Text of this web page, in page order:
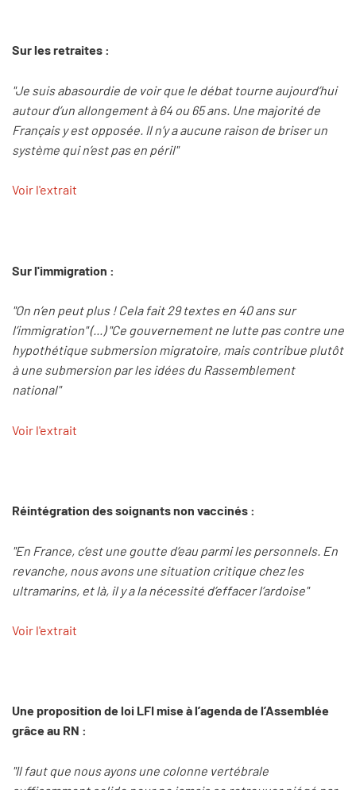
Sur les retraites :
"Je suis abasourdie de voir que le débat tourne aujourd’hui
autour d’un allongement à 64 ou 65 ans. Une majorité de
Français y est opposée. Il n’y a aucune raison de briser un
système qui n’est pas en péril"
Voir l'extrait
Sur l'immigration :
"On n’en peut plus ! Cela fait 29 textes en 40 ans sur
l’immigration" (...) "Ce gouvernement ne lutte pas contre une
hypothétique submersion migratoire, mais contribue plutôt
à une submersion par les idées du Rassemblement
national"
Voir l'extrait
Réintégration des soignants non vaccinés :
"En France, c’est une goutte d’eau parmi les personnels. En
revanche, nous avons une situation critique chez les
ultramarins, et là, il y a la nécessité d’effacer l’ardoise"
Voir l'extrait
Une proposition de loi LFI mise à l’agenda de l’Assemblée
grâce au RN :
"Il faut que nous ayons une colonne vertébrale